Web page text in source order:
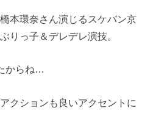
本環奈さん演じるスケバン京
りっ子＆デレデレ演技。
からね…
クションも良いアクセントに